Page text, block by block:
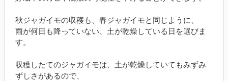
秋ジャガイモの収穫も、春ジャガイモと同じように、
雨が何日も降っていない、土が乾燥している日を選びま
す。
収穫したてのジャガイモは、土が乾燥していてもみずみ
ずしさがあるので、